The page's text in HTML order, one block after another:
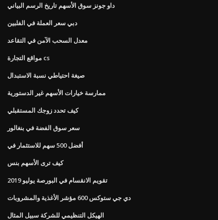
داو جونز سوق الأسهم تاريخ الرسم البياني
دبي سعر العملة في الفلبين
معدل السحب الآمن في التقاعد
مواقع التجارة cs
صيغة احتياطي نسبة الاستبدال
ممارسة خيارات الأسهم غير الدستورية
كيف تحدد زوجك المستقبلي
سعر سوق الفضة في بنغالور
أفضل 500 سهم للاستثمار في
كيف ترى الأسهم بنس
تقويم الانقسام في البورصة يوليو 2019
دي جي ستوكس 600 مؤشر الأغذية والمشروبات
الهيكل التنظيمي للشركة سبيل المثال